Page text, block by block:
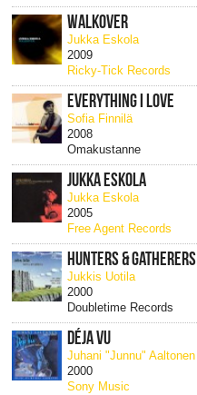
WALKOVER
Jukka Eskola
2009
Ricky-Tick Records
EVERYTHING I LOVE
Sofia Finnilä
2008
Omakustanne
JUKKA ESKOLA
Jukka Eskola
2005
Free Agent Records
HUNTERS & GATHERERS
Jukkis Uotila
2000
Doubletime Records
DÉJA VU
Juhani "Junnu" Aaltonen
2000
Sony Music